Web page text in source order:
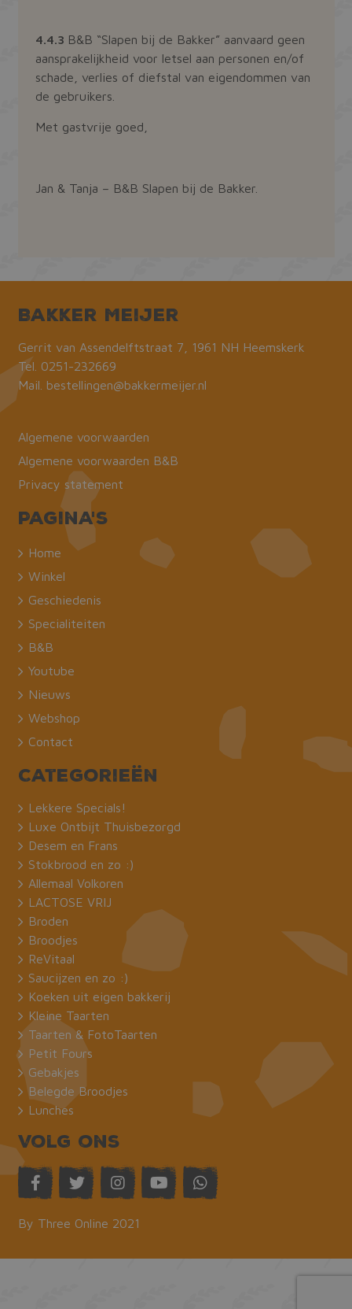
4.4.3 B&B “Slapen bij de Bakker” aanvaard geen
aansprakelijkheid voor letsel aan personen en/of
schade, verlies of diefstal van eigendommen van
de gebruikers.
Met gastvrije goed,
Jan & Tanja – B&B Slapen bij de Bakker.
Bakker Meijer
Gerrit van Assendelftstraat 7, 1961 NH Heemskerk
Tel. 0251-232669
Mail. bestellingen@bakkermeijer.nl
Algemene voorwaarden
Algemene voorwaarden B&B
Privacy statement
Pagina's
Home
Winkel
Geschiedenis
Specialiteiten
B&B
Youtube
Nieuws
Webshop
Contact
Categorieën
Lekkere Specials!
Luxe Ontbijt Thuisbezorgd
Desem en Frans
Stokbrood en zo :)
Allemaal Volkoren
LACTOSE VRIJ
Broden
Broodjes
ReVitaal
Saucijzen en zo :)
Koeken uit eigen bakkerij
Kleine Taarten
Taarten & FotoTaarten
Petit Fours
Gebakjes
Belegde Broodjes
Lunches
Volg ons
By Three Online 2021